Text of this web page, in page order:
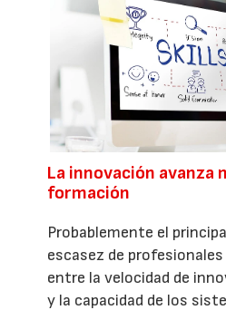
La innovación avanza
formación
Probablemente el
escasez de
entre la velocidad de
y la capacidad de los